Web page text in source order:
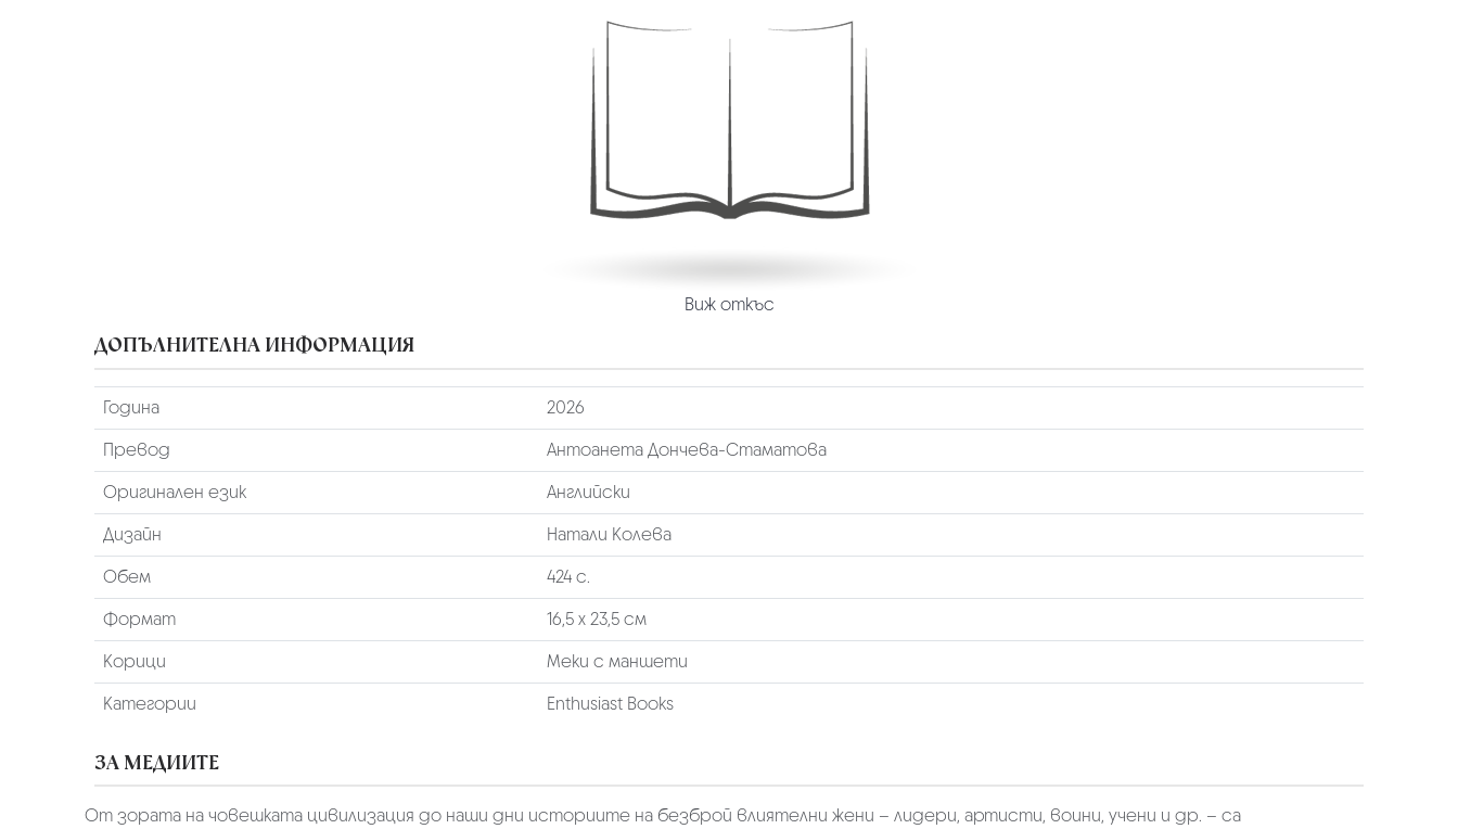
Виж откъс
ДОПЪЛНИТЕЛНА ИНФОРМАЦИЯ
Година
2026
Превод
Антоанета Дончева-Стаматова
Оригинален език
Английски
Дизайн
Натали Колева
Обем
424 с.
Формат
16,5 x 23,5 см
Корици
Меки с маншети
Категории
Enthusiast Books
ЗА МЕДИИТЕ
От зората на човешката цивилизация до наши дни историите на безброй влиятелни жени – лидери, артисти, воини, учени и др. – са